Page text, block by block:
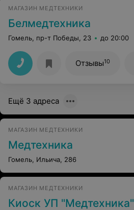
МАГАЗИН МЕДТЕХНИКИ
Белмедтехника
Гомель, пр-т Победы, 23 до 20:00
Отзывы10
Ещё 3 адреса
МАГАЗИН МЕДТЕХНИКИ
Медтехника
Гомель, Ильича, 286
МАГАЗИН МЕДТЕХНИКИ
Киоск УП "Медтехника"